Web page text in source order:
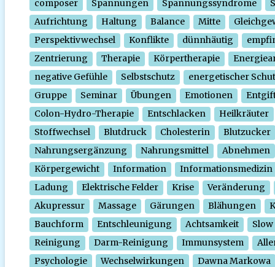
composer Spannungen Spannungssyndrome
Aufrichtung
Haltung Balance Mitte
Perspektivwechsel
Konflikte dünnhäutig
Zentrierung
Therapie Körpertherapie
negative Gefühle
Selbstschutz
energetischer
Gruppe
Seminar Übungen Emotionen
Colon-Hydro-Therapie
Entschlacken
Heilkräuter
Stoffwechsel
Blutdruck Cholesterin
Blutzucker
Nahrungsergänzung
Nahrungsmittel
Abnehmen
Körpergewicht
Information
Informationsmedizin
Ladung
Elektrische Felder Krise
Veränderung
Akupressur
Massage Gärungen Blähungen
Bauchform
Entschleunigung Achtsamkeit
Slow
Reinigung
Darm-Reinigung Immunsystem
Psychologie
Wechselwirkungen
Dawna Markowa